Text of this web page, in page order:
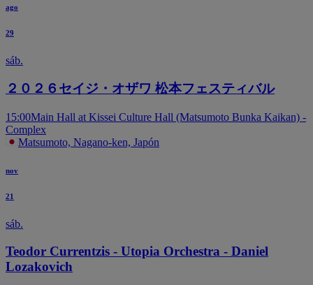
ago
29
sáb.
２０２６セイジ・オザワ 松本フェスティバル
15:00Main Hall at Kissei Culture Hall (Matsumoto Bunka Kaikan) -
Complex
Matsumoto, Nagano-ken, Japón
nov
21
sáb.
Teodor Currentzis - Utopia Orchestra - Daniel
Lozakovich